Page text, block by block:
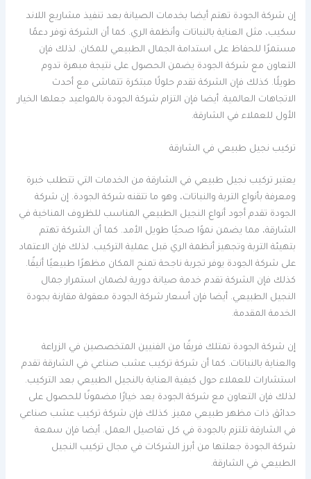
إن شركة الجودة تهتم أيضا بخدمات الصيانة بعد تنفيذ مشاريع اللاند
سكيب، مثل العناية بالنباتات وأنظمة الري. كما أن الشركة توفر دعمًا
مستمرًا للحفاظ على استدامة الجمال الطبيعي للمكان. لذلك فإن
التعاون مع شركة الجودة يضمن الحصول على نتيجة مبهرة تدوم
طويلًا. كذلك فإن الشركة تقدم حلولًا مبتكرة تتماشى مع أحدث
الاتجاهات العالمية. أيضا فإن التزام شركة الجودة بالمواعيد جعلها الخيار
الأول للعملاء في الشارقة.
تركيب نجيل طبيعي في الشارقة
يعتبر تركيب نجيل طبيعي في الشارقة من الخدمات التي تتطلب خبرة
ومعرفة بأنواع التربة والنباتات، وهو ما تتقنه شركة الجودة. إن شركة
الجودة تقدم أجود أنواع النجيل الطبيعي المناسب للظروف المناخية في
الشارقة، مما يضمن نموًا صحيًا طويل الأمد. كما أن الشركة تهتم
بتهيئة التربة وتجهيز أنظمة الري قبل عملية التركيب. لذلك فإن الاعتماد
على شركة الجودة يوفر تجربة ناجحة تمنح المكان مظهرًا طبيعيًا أنيقًا.
كذلك فإن الشركة تقدم خدمة صيانة دورية لضمان استمرار جمال
النجيل الطبيعي. أيضا فإن أسعار شركة الجودة معقولة مقارنة بجودة
الخدمة المقدمة.
إن شركة الجودة تمتلك فريقًا من الفنيين المتخصصين في الزراعة
والعناية بالنباتات. كما أن شركة تركيب عشب صناعي في الشارقة تقدم
استشارات للعملاء حول كيفية العناية بالنجيل الطبيعي بعد التركيب.
لذلك فإن التعاون مع شركة الجودة يعد خيارًا مضمونًا للحصول على
حدائق ذات مظهر طبيعي مميز. كذلك فإن شركة تركيب عشب صناعي
في الشارقة تلتزم بالجودة في كل تفاصيل العمل. أيضا فإن سمعة
شركة الجودة جعلتها من أبرز الشركات في مجال تركيب النجيل
الطبيعي في الشارقة.